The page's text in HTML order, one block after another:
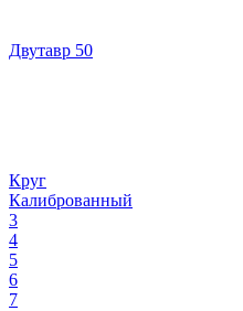
Двутавр 50
Круг
Калиброванный
3
4
5
6
7